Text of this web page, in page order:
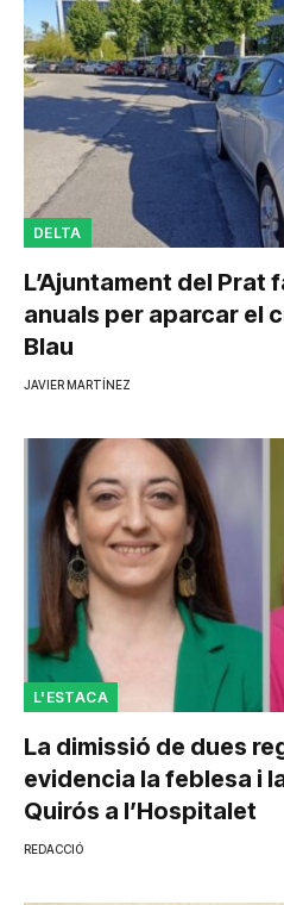
DELTA
L’Ajuntament del Prat
anuals per aparcar el
Blau
JAVIER MARTÍNEZ
L'ESTACA
La dimissió de dues
evidencia la feblesa i
Quirós a l’Hospitalet
REDACCIÓ